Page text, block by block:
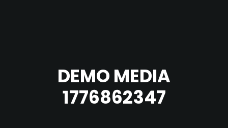
DEMO MEDIA
1776862347